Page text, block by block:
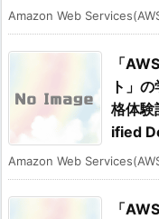
Amazon Web
「
ト」
格体
ified
Amazon Web
「